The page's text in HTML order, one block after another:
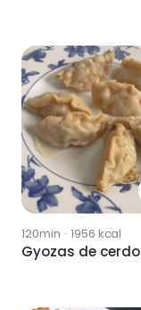
120min · 1956 kcal
Gyozas de cerdo